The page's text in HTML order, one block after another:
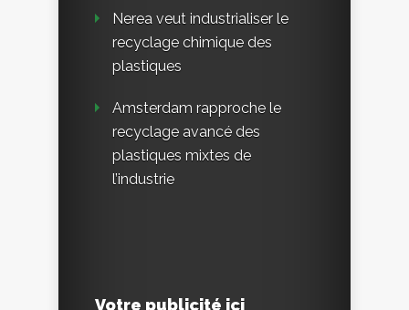
Nerea veut industrialiser le
recyclage chimique des
plastiques
Amsterdam rapproche le
recyclage avancé des
plastiques mixtes de
l’industrie
Votre publicité ici